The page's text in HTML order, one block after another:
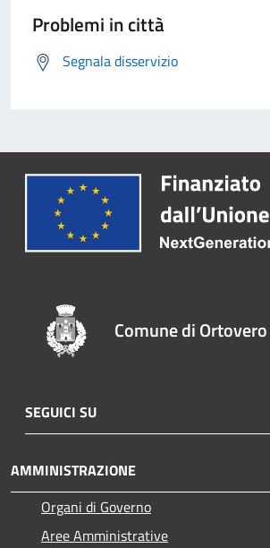
Problemi in città
Segnala disservizio
Comune di Ortovero
SEGUICI SU
AMMINISTRAZIONE
Organi di Governo
Aree Amministrative